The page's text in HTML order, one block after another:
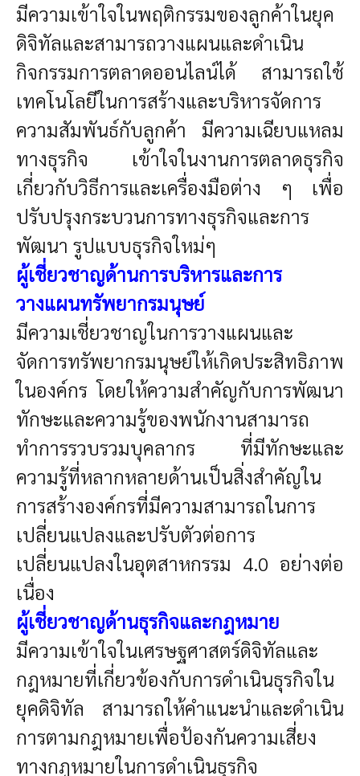
มีความเข้าใจในพฤติกรรมของลูกค้าในยุค
ดิจิทัลและสามารถวางแผนและดำเนิน
กิจกรรมการตลาดออนไลน์ได้ สามารถใช้
เทคโนโลยีในการสร้างและบริหารจัดการ
ความสัมพันธ์กับลูกค้า มีความเฉียบแหลม
ทางธุรกิจ เข้าใจในงานการตลาดธุรกิจ
เกี่ยวกับวิธีการและเครื่องมือต่าง ๆ เพื่อ
ปรับปรุงกระบวนการทางธุรกิจและการ
พัฒนา รูปแบบธุรกิจใหม่ๆ
ผู้เชี่ยวชาญด้านการบริหารและการ
วางแผนทรัพยากรมนุษย์
มีความเชี่ยวชาญในการวางแผนและ
จัดการทรัพยากรมนุษย์ให้เกิดประสิทธิภาพ
ในองค์กร โดยให้ความสำคัญกับการพัฒนา
ทักษะและความรู้ของพนักงานสามารถ
ทำการรวบรวมบุคลากร ที่มีทักษะและ
ความรู้ที่หลากหลายด้านเป็นสิ่งสำคัญใน
การสร้างองค์กรที่มีความสามารถในการ
เปลี่ยนแปลงและปรับตัวต่อการ
เปลี่ยนแปลงในอุตสาหกรรม 4.0 อย่างต่อ
เนื่อง
ผู้เชี่ยวชาญด้านธุรกิจและกฎหมาย
มีความเข้าใจในเศรษฐศาสตร์ดิจิทัลและ
กฎหมายที่เกี่ยวข้องกับการดำเนินธุรกิจใน
ยุคดิจิทัล สามารถให้คำแนะนำและดำเนิน
การตามกฎหมายเพื่อป้องกันความเสี่ยง
ทางกฎหมายในการดำเนินธุรกิจ